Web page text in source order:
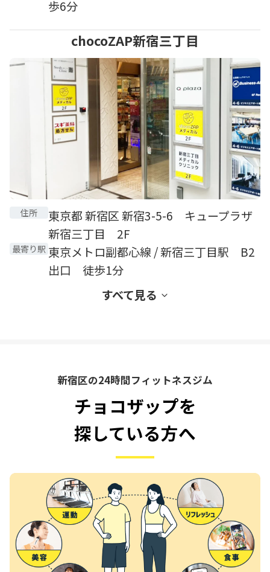
歩6分
chocoZAP新宿三丁目
住所
東京都 新宿区 新宿3-5-6 キュープラザ
新宿三丁目 2F
最寄り駅 東京メトロ副都心線 / 新宿三丁目駅 B2
出口 徒歩1分
すべて見る
新宿区の24時間フィットネスジム
チョコザップを
探している方へ